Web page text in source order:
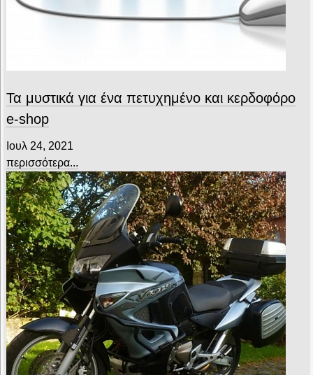
Τα μυστικά για ένα πετυχημένο και κερδοφόρο
e-shop
Ιουλ 24, 2021
περισσότερα...